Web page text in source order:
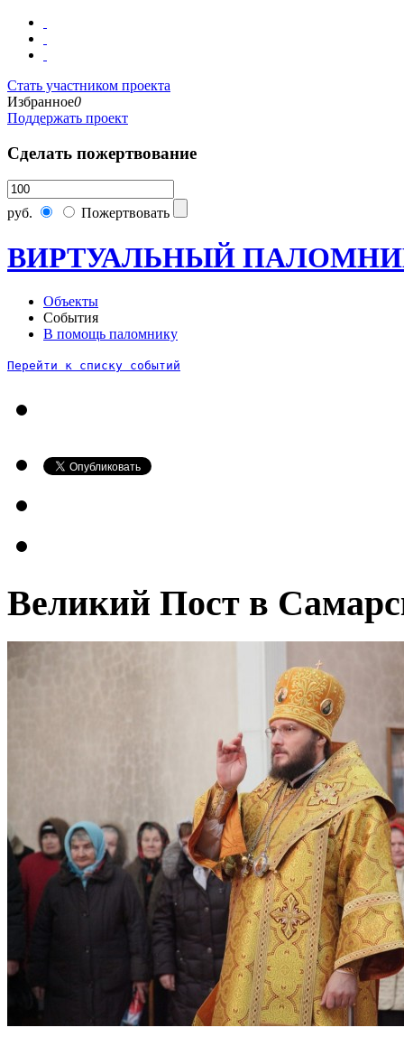
Стать участником проекта
Избранное0
Поддержать проект
Сделать пожертвование
руб. Пожертвовать
ВИРТУАЛЬНЫЙ
Объекты
События
В помощь паломнику
Перейти к списку событий
Великий Пост в